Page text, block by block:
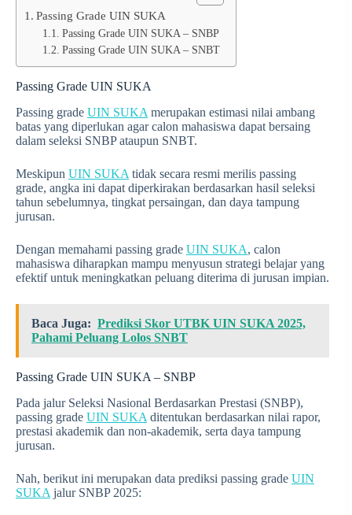
Passing Grade UIN SUKA
Passing Grade UIN SUKA – SNBP
Passing Grade UIN SUKA – SNBT
Passing Grade UIN SUKA
Passing grade UIN SUKA merupakan estimasi nilai ambang
batas yang diperlukan agar calon mahasiswa dapat bersaing
dalam seleksi SNBP ataupun SNBT.
Meskipun UIN SUKA tidak secara resmi merilis passing
grade, angka ini dapat diperkirakan berdasarkan hasil seleksi
tahun sebelumnya, tingkat persaingan, dan daya tampung
jurusan.
Dengan memahami passing grade UIN SUKA, calon
mahasiswa diharapkan mampu menyusun strategi belajar yang
efektif untuk meningkatkan peluang diterima di jurusan impian.
Baca Juga: Prediksi Skor UTBK UIN SUKA 2025,
Pahami Peluang Lolos SNBT
Passing Grade UIN SUKA – SNBP
Pada jalur Seleksi Nasional Berdasarkan Prestasi (SNBP),
passing grade UIN SUKA ditentukan berdasarkan nilai rapor,
prestasi akademik dan non-akademik, serta daya tampung
jurusan.
Nah, berikut ini merupakan data prediksi passing grade UIN
SUKA jalur SNBP 2025: